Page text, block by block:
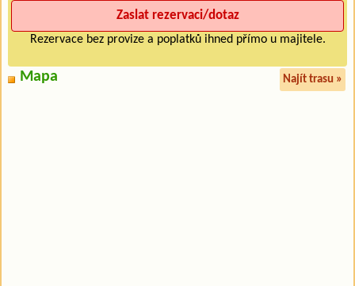
Rezervace bez provize a poplatků ihned přímo u majitele.
Mapa Najít trasu »